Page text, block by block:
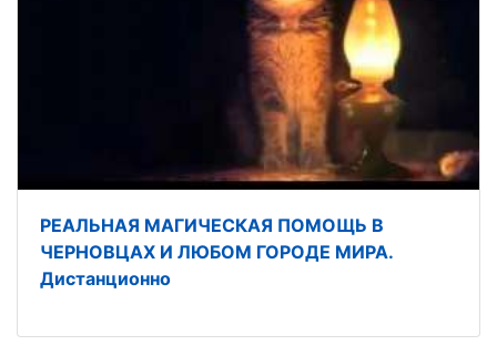
РЕАЛЬНАЯ МАГИЧЕСКАЯ ПОМОЩЬ В
ЧЕРНОВЦАХ И ЛЮБОМ ГОРОДЕ МИРА.
Дистанционно